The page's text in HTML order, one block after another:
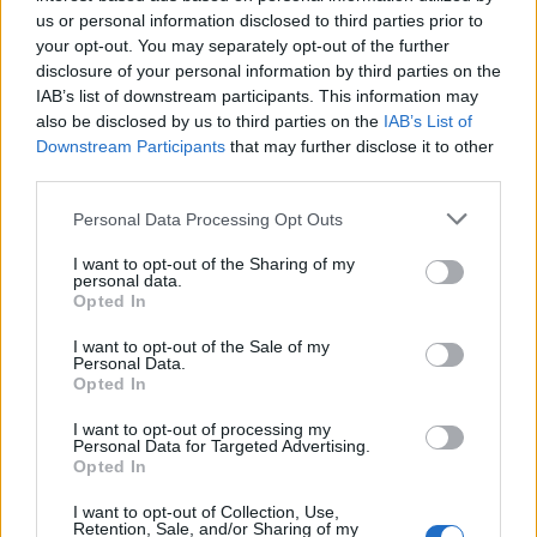
us or personal information disclosed to third parties prior to
your opt-out. You may separately opt-out of the further
disclosure of your personal information by third parties on the
IAB’s list of downstream participants. This information may
also be disclosed by us to third parties on the IAB’s List of
Downstream Participants that may further disclose it to other
Personal Data Processing Opt Outs
I want to opt-out of the Sharing of my
personal data.
Opted In
I want to opt-out of the Sale of my
Personal Data.
Opted In
I want to opt-out of processing my
Personal Data for Targeted Advertising.
Opted In
I want to opt-out of Collection, Use,
Retention, Sale, and/or Sharing of my
16 lipca
16:00 DREX 0:2 VIT BO3
19:00 VIT 2:0 FMS BO3
FMS kontra BKR, a do tego przedsmak
LEC-owej bitwy
Tak więc już dziś FMS rozpocznie swoją walkę w play-
offach NNO Cup. I długo na spotkanie z udziałem
bowiem otworzy trzeci dzień rozgrywek. Po drugiej
stronie barykady pojawią się natomiast zwycięzcy
szansę po raz kolejny w tym roku obejrzeć starcie tych